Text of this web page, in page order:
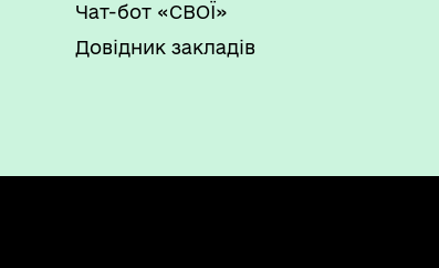
Чат-бот «СВОЇ»
Довідник закладів